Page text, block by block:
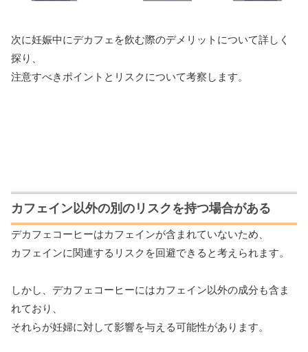
次に妊娠中にデカフェを飲む際のデメリットについて詳しく
探り、
注意すべきポイントとリスクについて考察します。
カフェイン以外の別のリスクを持つ場合がある
デカフェコーヒーはカフェインが含まれていないため、
カフェインに関連するリスクを回避できると考えられます。
しかし、デカフェコーヒーにはカフェイン以外の成分も含ま
れており、
それらが妊婦に対して影響を与える可能性があります。